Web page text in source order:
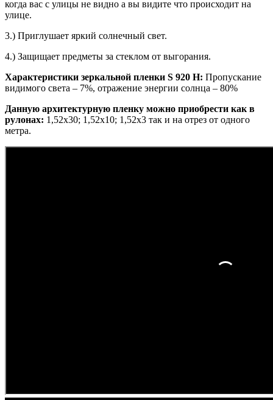
когда вас с улицы не видно а вы видите что происходит на
улице.
3.) Приглушает яркий солнечный свет.
4.) Защищает предметы за стеклом от выгорания.
Характеристики зеркальной пленки S 920 H: Пропускание
видимого света – 7%, отражение энергии солнца – 80%
Данную архитектурную пленку можно приобрести как в
рулонах: 1,52х30; 1,52х10; 1,52x3 так и на отрез от одного
метра.